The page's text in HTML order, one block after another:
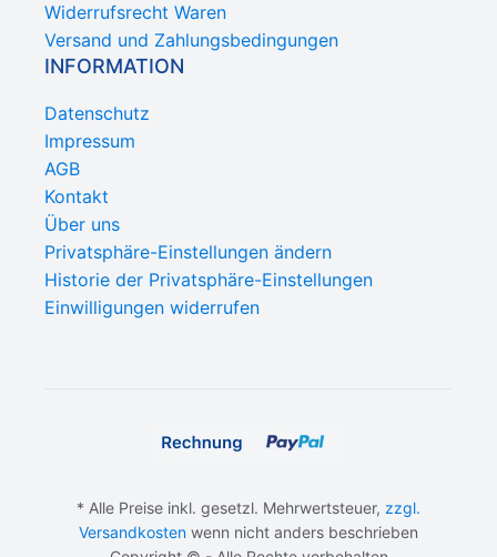
Widerrufsrecht Waren
Versand und Zahlungsbedingungen
INFORMATION
Datenschutz
Impressum
AGB
Kontakt
Über uns
Privatsphäre-Einstellungen ändern
Historie der Privatsphäre-Einstellungen
Einwilligungen widerrufen
* Alle Preise inkl. gesetzl. Mehrwertsteuer, zzgl.
Versandkosten wenn nicht anders beschrieben